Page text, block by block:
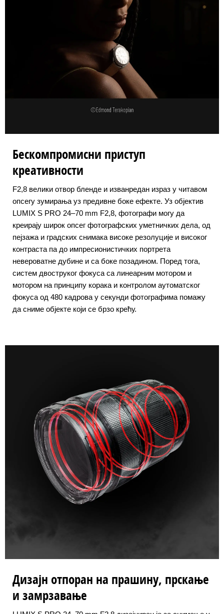
Бескомпромисни приступ
креативности
F2,8 велики отвор бленде и изванредан израз у читавом
опсегу зумирања уз предивне боке ефекте. Уз објектив
LUMIX S PRO 24–70 mm F2,8, фотографи могу да
креирају широк опсег фотографских уметничких дела, од
пејзажа и градских снимака високе резолуције и високог
контраста па до импресионистичких портрета
невероватне дубине и са боке позадином. Поред тога,
систем двоструког фокуса са линеарним мотором и
мотором на принципу корака и контролом аутоматског
фокуса од 480 кадрова у секунди фотографима помажу
да сниме објекте који се брзо крећу.
Дизајн отпоран на прашину, прскање
и замрзавање